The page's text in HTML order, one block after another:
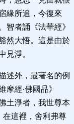
緣所追，今復來
智者誦《法華經》
然大悟。這是由於
見淨。
述外，最著名的例
經·佛國品》
土淨者，我世尊本
在這裡，舍利弗尊